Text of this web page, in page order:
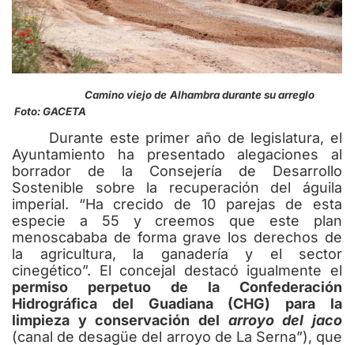
Camino viejo de Alhambra durante su arreglo
Foto: GACETA
Durante este primer año de legislatura, el
Ayuntamiento ha presentado alegaciones al
borrador de la Consejería de Desarrollo
Sostenible sobre la recuperación del águila
imperial. “Ha crecido de 10 parejas de esta
especie a 55 y creemos que este plan
menoscababa de forma grave los derechos de
la agricultura, la ganadería y el sector
cinegético”. El concejal destacó igualmente el
permiso perpetuo de la Confederación
Hidrográfica del Guadiana (CHG) para la
limpieza y conservación del arroyo del jaco
(canal de desagüe del arroyo de La Serna”), que